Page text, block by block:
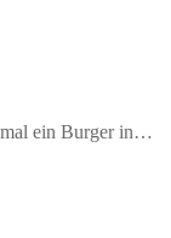
mal ein Burger in…